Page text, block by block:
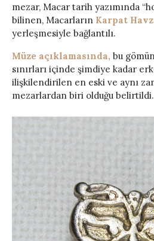
mezar, Macar tarih yazımında
bilinen, Macarların Karpat
yerleşmesiyle bağlantılı.
Müze açıklamasında, bu
sınırları içinde şimdiye kadar
ilişkilendirilen en eski ve aynı
mezarlardan biri olduğu belirtildi.